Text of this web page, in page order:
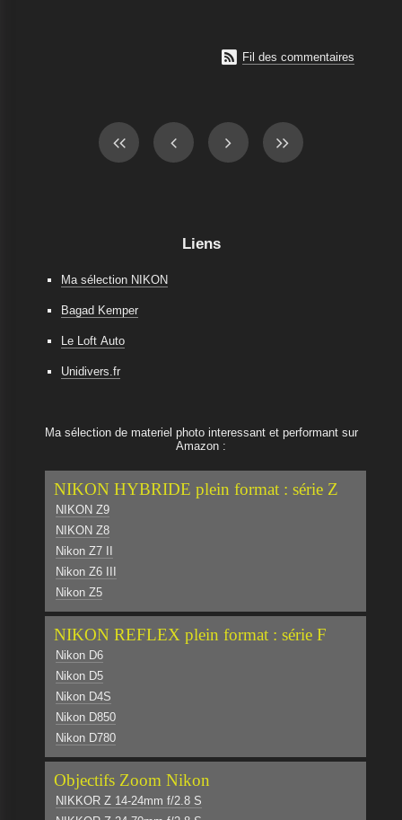
 Fil des commentaires
Liens
Ma sélection NIKON
Bagad Kemper
Le Loft Auto
Unidivers.fr
Ma sélection de materiel photo interessant et performant sur
Amazon :
NIKON HYBRIDE plein format : série Z
NIKON Z9
NIKON Z8
Nikon Z7 II
Nikon Z6 III
Nikon Z5
NIKON REFLEX plein format : série F
Nikon D6
Nikon D5
Nikon D4S
Nikon D850
Nikon D780
Objectifs Zoom Nikon
NIKKOR Z 14-24mm f/2.8 S